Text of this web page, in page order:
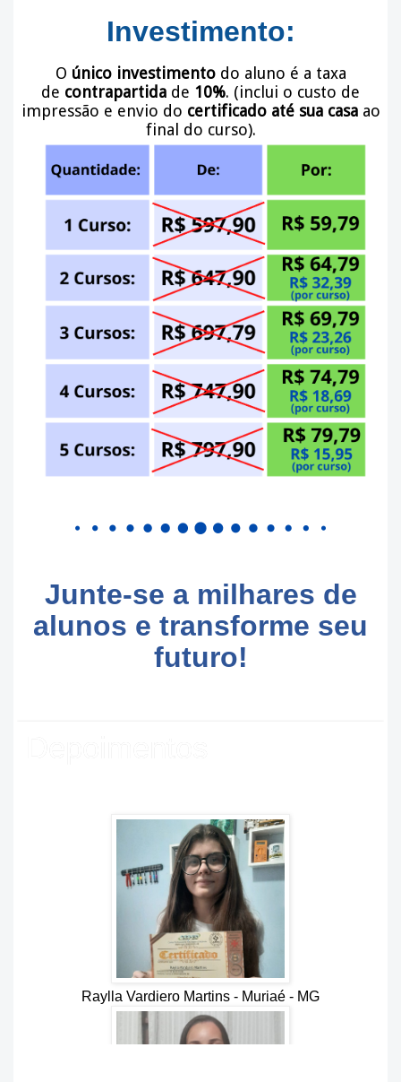
Investimento:
O único investimentodo aluno é a taxa
de contrapartida de 10%. (inclui o custo de
impressão e envio do certificado até sua casaao
final do curso).
Junte-se a milhares de
alunos e transforme seu
futuro!